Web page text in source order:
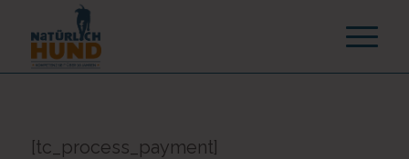
[tc_process_payment]